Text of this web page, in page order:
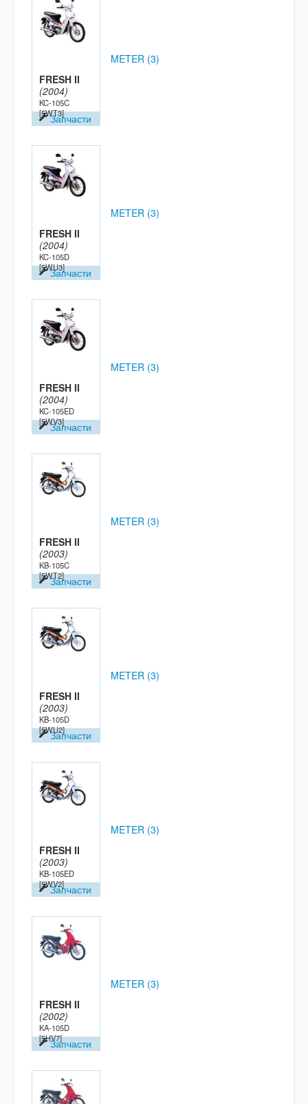
FRESH II
(2004)
KC-105C
[5WT3]Запчасти
METER (3)
FRESH II
(2004)
KC-105D
[5WU3]
Запчасти
METER (3)
FRESH II
(2004)
KC-105ED
[5WV3]Запчасти
METER (3)
FRESH II
(2003)
KB-105C
[5WT2]Запчасти
METER (3)
FRESH II
(2003)
KB-105D
[5WU2]
Запчасти
METER (3)
FRESH II
(2003)
KB-105ED
[5WV2]Запчасти
METER (3)
FRESH II
(2002)
KA-105D
[5HV7]Запчасти
METER (3)